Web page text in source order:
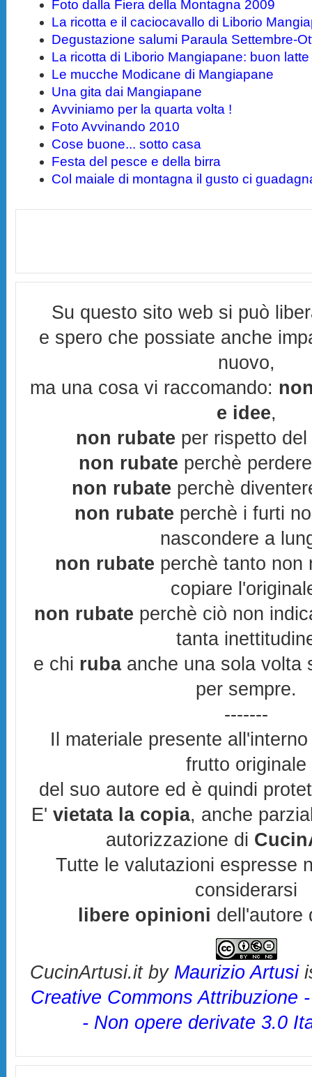
Foto dalla Fiera della Montagna 2009
La ricotta e il caciocavallo di Liborio
Degustazione salumi Paraula Settembre-
La ricotta di Liborio Mangiapane: buon
Le mucche Modicane di Mangiapane
Una gita dai Mangiapane
Avviniamo per la quarta volta !
Foto Avvinando 2010
Cose buone... sotto casa
Festa del pesce e della birra
Col maiale di montagna il gusto ci
Su questo sito web si può
e spero che possiate anche
nuovo,
ma una cosa vi raccomando:
e idee,
non rubate per rispetto
non rubate perchè
non rubate perchè
non rubate perchè i furti
nascondere a
non rubate perchè tanto non
copiare
non rubate perchè ciò non
tanta
e chi rubaanche una sola volta
per sempre.
-------
Il materiale presente
frutto originale
del suo autore ed è quindi
E'vietata la copia, anche
autorizzazione di
Tutte le valutazioni espresse
considerarsi
libere opinioni dell'autore
CucinArtusi.itby Maurizio Artusi
Creative Commons Attribuzione
- Non opere derivate 3.0